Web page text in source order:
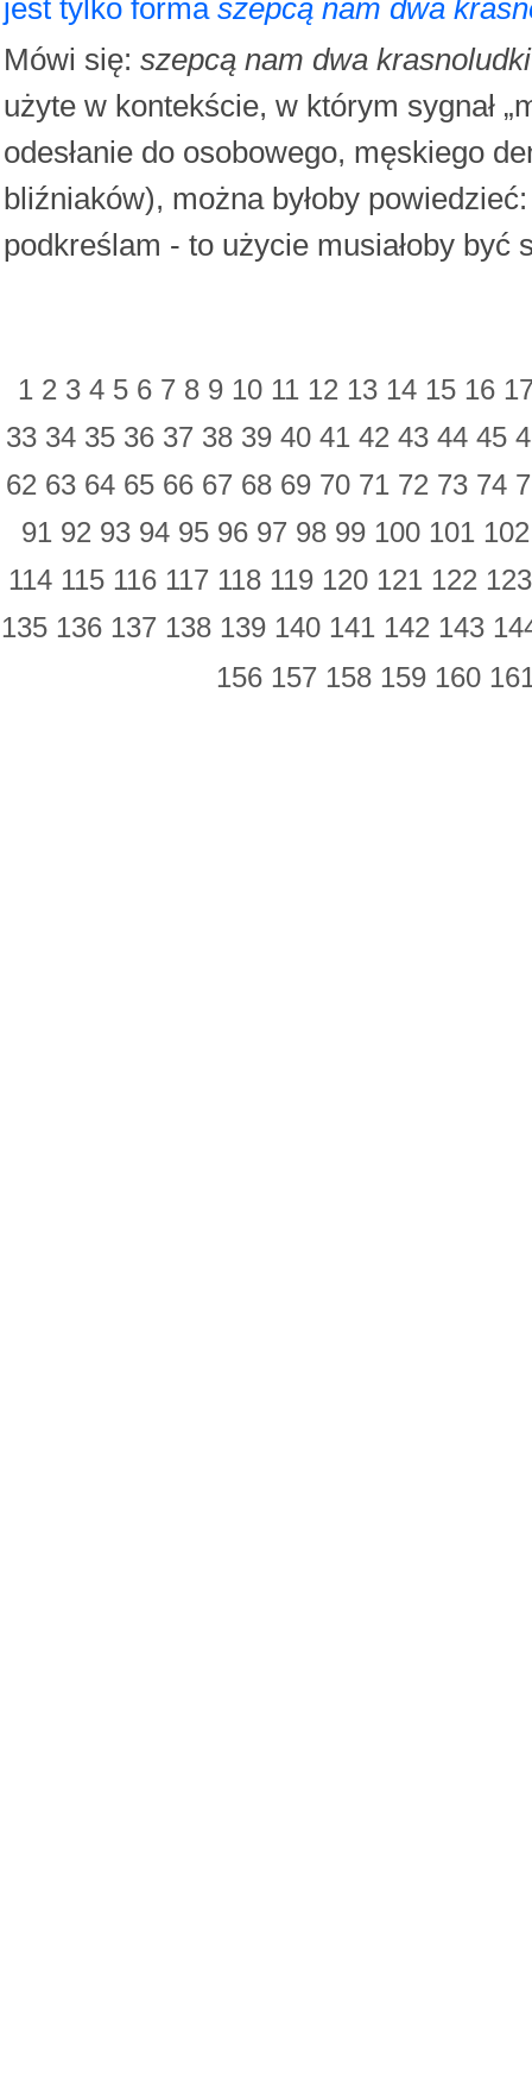
jest tylko forma szepcą nam dwa
Mówi się: szepcą nam dwa krasnoludki
użyte w kontekście, w którym sygnał
odesłanie do osobowego, męskiego
bliźniaków), można byłoby
podkreślam - to użycie musiałoby
1 2 3 4 5 6 7 8 9 10 11 12 13 14 15 16
33 34 35 36 37 38 39 40 41 42 43 44 45
62 63 64 65 66 67 68 69 70 71 72 73 74
91 92 93 94 95 96 97 98 99 100 101
114 115 116 117 118 119 120 121 122
135 136 137 138 139 140 141 142 143
156 157 158 159 160